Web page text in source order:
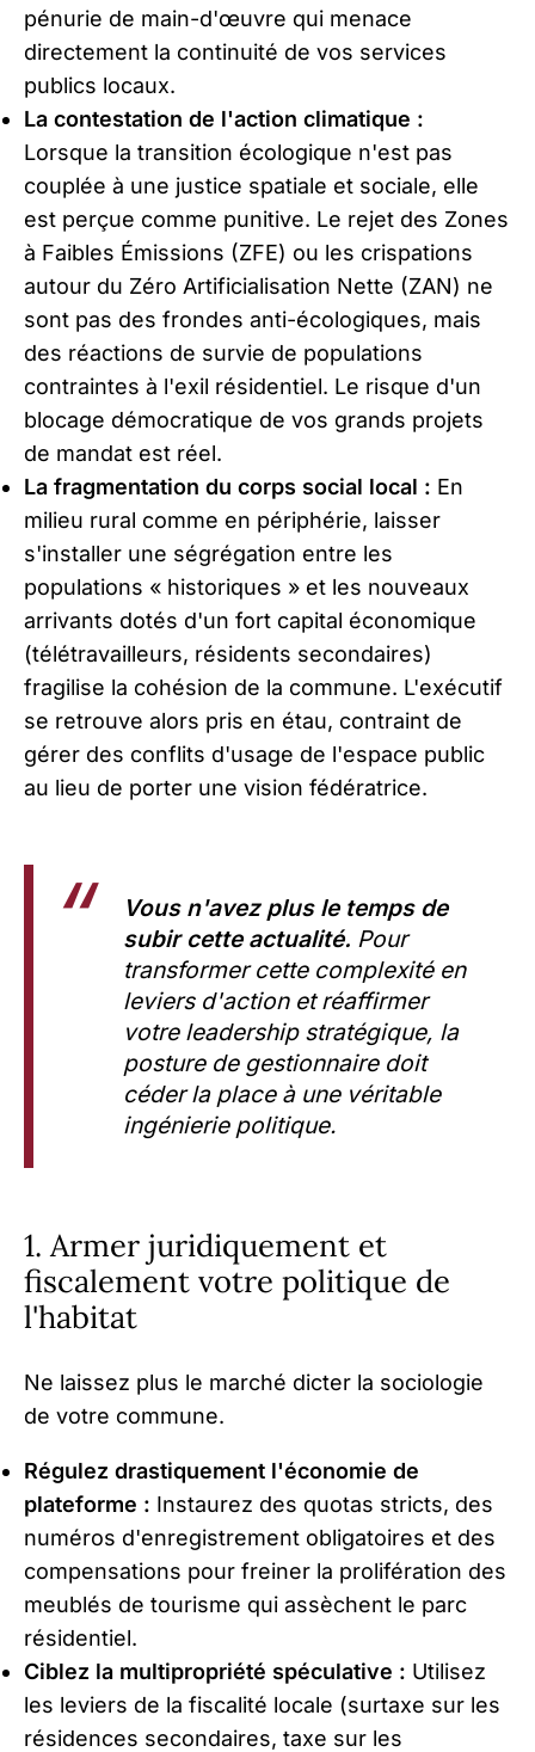
pénurie de main-d'œuvre qui menace
directement la continuité de vos services
publics locaux.
La contestation de l'action climatique :
Lorsque la transition écologique n'est pas
couplée à une justice spatiale et sociale, elle
est perçue comme punitive. Le rejet des Zones
à Faibles Émissions (ZFE) ou les crispations
autour du Zéro Artificialisation Nette (ZAN) ne
sont pas des frondes anti-écologiques, mais
des réactions de survie de populations
contraintes à l'exil résidentiel. Le risque d'un
blocage démocratique de vos grands projets
de mandat est réel.
La fragmentation du corps social local : En
milieu rural comme en périphérie, laisser
s'installer une ségrégation entre les
populations « historiques » et les nouveaux
arrivants dotés d'un fort capital économique
(télétravailleurs, résidents secondaires)
fragilise la cohésion de la commune. L'exécutif
se retrouve alors pris en étau, contraint de
gérer des conflits d'usage de l'espace public
au lieu de porter une vision fédératrice.
Vous n'avez plus le temps de
subir cette actualité. Pour
transformer cette complexité en
leviers d'action et réaffirmer
votre leadership stratégique, la
posture de gestionnaire doit
céder la place à une véritable
ingénierie politique.
1. Armer juridiquement et
fiscalement votre politique de
l'habitat
Ne laissez plus le marché dicter la sociologie
de votre commune.
Régulez drastiquement l'économie de
plateforme : Instaurez des quotas stricts, des
numéros d'enregistrement obligatoires et des
compensations pour freiner la prolifération des
meublés de tourisme qui assèchent le parc
résidentiel.
Ciblez la multipropriété spéculative : Utilisez
les leviers de la fiscalité locale (surtaxe sur les
résidences secondaires, taxe sur les